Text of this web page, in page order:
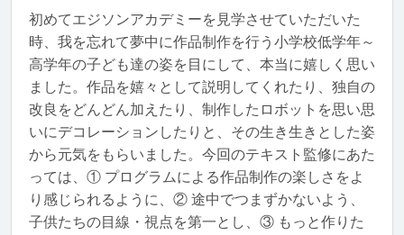
初めてエジソンアカデミーを見学させていただいた
時、我を忘れて夢中に作品制作を行う小学校低学年～
高学年の子ども達の姿を目にして、本当に嬉しく思い
ました。作品を嬉々として説明してくれたり、独自の
改良をどんどん加えたり、制作したロボットを思い思
いにデコレーションしたりと、その生き生きとした姿
から元気をもらいました。今回のテキスト監修にあた
っては、① プログラムによる作品制作の楽しさをよ
り感じられるように、② 途中でつまずかないよう、
子供たちの目線・視点を第一とし、③ もっと作りた